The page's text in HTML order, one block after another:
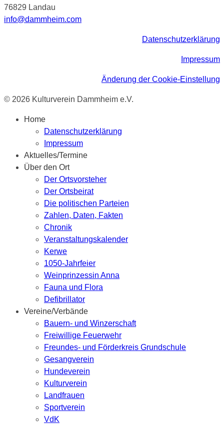
76829 Landau
info@dammheim.com
Datenschutzerklärung
Impressum
Änderung der Cookie-Einstellung
© 2026 Kulturverein Dammheim e.V.
Home
Datenschutzerklärung
Impressum
Aktuelles/Termine
Über den Ort
Der Ortsvorsteher
Der Ortsbeirat
Die politischen Parteien
Zahlen, Daten, Fakten
Chronik
Veranstaltungskalender
Kerwe
1050-Jahrfeier
Weinprinzessin Anna
Fauna und Flora
Defibrillator
Vereine/Verbände
Bauern- und Winzerschaft
Freiwillige Feuerwehr
Freundes- und Förderkreis Grundschule
Gesangverein
Hundeverein
Kulturverein
Landfrauen
Sportverein
VdK